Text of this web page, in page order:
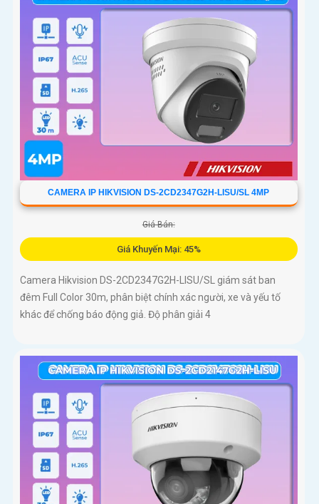
CAMERA IP HIKVISION DS-2CD2347G2H-LISU/SL 4MP
Giá Bán:
Giá Khuyến Mại: 45%
Camera Hikvision DS-2CD2347G2H-LISU/SL giám sát ban
đêm Full Color 30m, phân biệt chính xác người, xe và yếu tố
khác để chống báo động giả. Độ phân giải 4